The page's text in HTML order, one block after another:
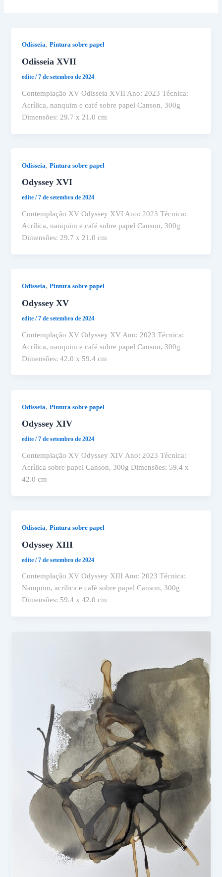
Odisseia,Pintura sobre papel
Odisseia XVII
edite/7 de setembro de 2024
Contemplação XV Odisseia XVII Ano: 2023 Técnica:
Acrílica, nanquim e café sobre papel Canson, 300g
Dimensões: 29.7 x 21.0 cm
Odisseia,Pintura sobre papel
Odyssey XVI
edite/7 de setembro de 2024
Contemplação XV Odyssey XVI Ano: 2023 Técnica:
Acrílica, nanquim e café sobre papel Canson, 300g
Dimensões: 29.7 x 21.0 cm
Odisseia,Pintura sobre papel
Odyssey XV
edite/7 de setembro de 2024
Contemplação XV Odyssey XV Ano: 2023 Técnica:
Acrílica, nanquim e café sobre papel Canson, 300g
Dimensões: 42.0 x 59.4 cm
Odisseia,Pintura sobre papel
Odyssey XIV
edite/7 de setembro de 2024
Contemplação XV Odyssey XIV Ano: 2023 Técnica:
Acrílica sobre papel Canson, 300g Dimensões: 59.4 x
42.0 cm
Odisseia,Pintura sobre papel
Odyssey XIII
edite/7 de setembro de 2024
Contemplação XV Odyssey XIII Ano: 2023 Técnica:
Nanquim, acrílica e café sobre papel Canson, 300g
Dimensões: 59.4 x 42.0 cm